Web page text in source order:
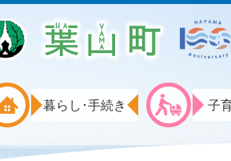
暮らし･手続き 子